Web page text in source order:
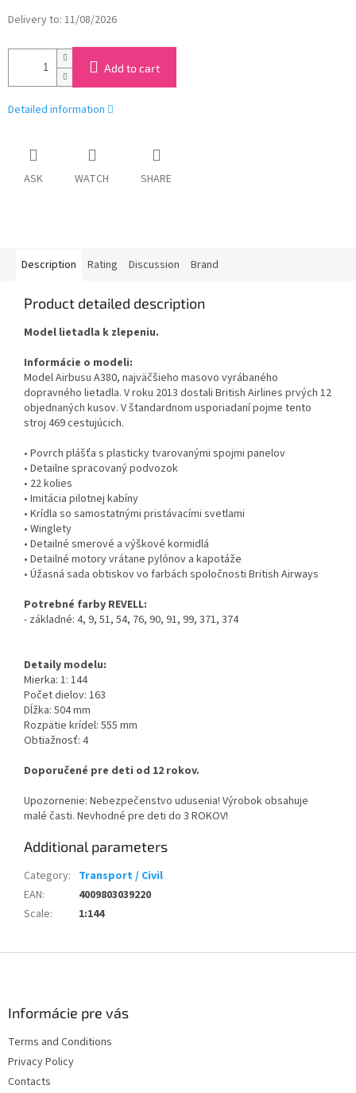
Delivery to: 11/08/2026
Add to cart
Detailed information
ASK WATCH SHARE
Description Rating Discussion Brand
Product detailed description
Model lietadla k zlepeniu.
Informácie o modeli:
Model Airbusu A380, najväčšieho masovo vyrábaného
dopravného lietadla. V roku 2013 dostali British Airlines prvých 12
objednaných kusov. V štandardnom usporiadaní pojme tento
stroj 469 cestujúcich.
• Povrch plášťa s plasticky tvarovanými spojmi panelov
• Detailne spracovaný podvozok
• 22 kolies
• Imitácia pilotnej kabíny
• Krídla so samostatnými pristávacími svetlami
• Winglety
• Detailné smerové a výškové kormidlá
• Detailné motory vrátane pylónov a kapotáže
• Úžasná sada obtiskov vo farbách spoločnosti British Airways
Potrebné farby REVELL:
- základné: 4, 9, 51, 54, 76, 90, 91, 99, 371, 374
Detaily modelu:
Mierka: 1: 144
Počet dielov: 163
Dĺžka: 504 mm
Rozpätie krídel: 555 mm
Obtiažnosť: 4
Doporučené pre deti od 12 rokov.
Upozornenie: Nebezpečenstvo udusenia! Výrobok obsahuje
malé časti. Nevhodné pre deti do 3 ROKOV!
Additional parameters
Category: Transport / Civil
EAN:
4009803039220
Scale: 1:144
Informácie pre vás
Terms and Conditions
Privacy Policy
Contacts